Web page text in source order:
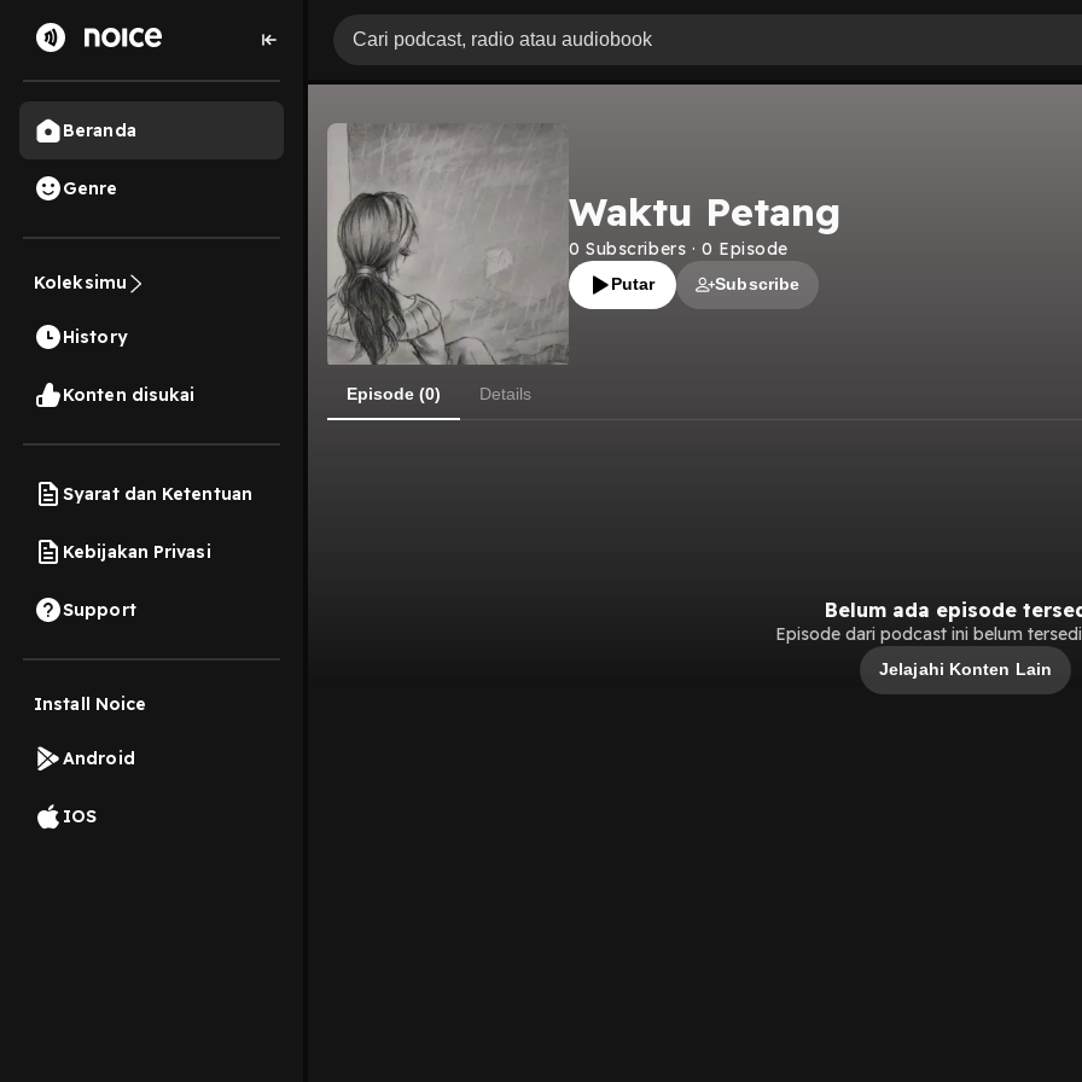
Beranda
Genre
Koleksimu
History
Konten disukai
Syarat dan Ketentuan
Kebijakan Privasi
Support
Install Noice
Android
IOS
Waktu Petang
0 Subscribers · 0 Episode
Putar Subscribe
Episode (0) Details
Belum ada episode
Episode dari podcast ini belum
Jelajahi Konten Lain